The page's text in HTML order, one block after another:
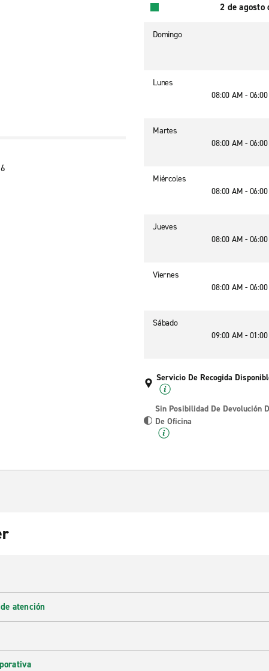
2 de agosto
Domingo
Lunes
08:00 AM -
Martes
08:00 AM -
Miércoles
08:00 AM -
Jueves
08:00 AM -
Viernes
08:00 AM -
Sábado
09:00 AM -
Servicio De Recogida
Sin Posibilidad De Devolución
De Oficina
atención